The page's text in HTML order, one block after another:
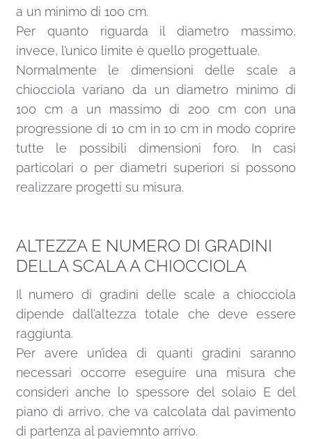
a un minimo di 100 cm.
Per quanto riguarda il diametro massimo,
invece, l’unico limite è quello progettuale.
Normalmente le dimensioni delle scale a
chiocciola variano da un diametro minimo di
100 cm a un massimo di 200 cm con una
progressione di 10 cm in 10 cm in modo coprire
tutte le possibili dimensioni foro. In casi
particolari o per diametri superiori si possono
realizzare progetti su misura.
ALTEZZA E NUMERO DI GRADINI
DELLA SCALA A CHIOCCIOLA
Il numero di gradini delle scale a chiocciola
dipende dall’altezza totale che deve essere
raggiunta.
Per avere un’idea di quanti gradini saranno
necessari occorre eseguire una misura che
consideri anche lo spessore del solaio E del
piano di arrivo, che va calcolata dal pavimento
di partenza al paviemnto arrivo.